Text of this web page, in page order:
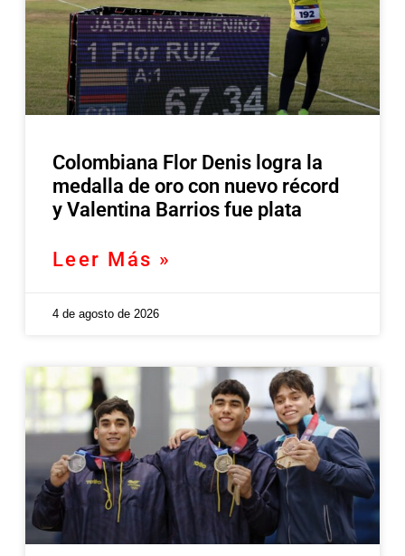
Colombiana Flor Denis logra la
medalla de oro con nuevo récord
y Valentina Barrios fue plata
Leer Más »
4 de agosto de 2026